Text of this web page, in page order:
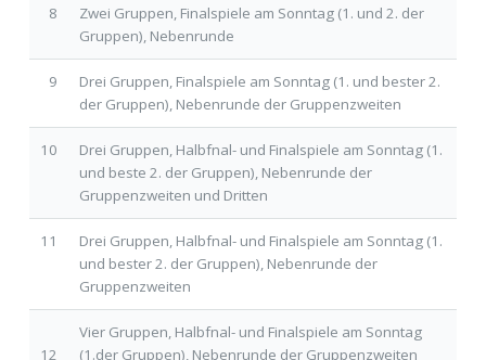
8
Zwei Gruppen, Finalspiele am Sonntag (1. und 2. der
Gruppen), Nebenrunde
9
Drei Gruppen, Finalspiele am Sonntag (1. und bester 2.
der Gruppen), Nebenrunde der Gruppenzweiten
10
Drei Gruppen, Halbfnal- und Finalspiele am Sonntag (1.
und beste 2. der Gruppen), Nebenrunde der
Gruppenzweiten und Dritten
11
Drei Gruppen, Halbfnal- und Finalspiele am Sonntag (1.
und bester 2. der Gruppen), Nebenrunde der
Gruppenzweiten
12
Vier Gruppen, Halbfnal- und Finalspiele am Sonntag
(1.der Gruppen), Nebenrunde der Gruppenzweiten